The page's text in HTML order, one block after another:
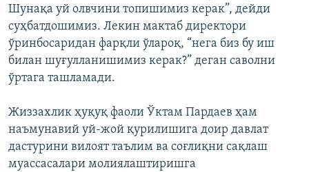
Шунақа уй олвчини топишимиз керак”, дейди
суҳбатдошимиз. Лекин мактаб директори
ўринбосаридан фарқли ўлароқ, “нега биз бу иш
билан шуғулланишимиз керак?” деган саволни
ўртага ташламади.
Жиззахлик ҳуқуқ фаоли Ўктам Пардаев ҳам
наъмунавий уй-жой қурилишига доир давлат
дастурини вилоят таълим ва соғлиқни сақлаш
муассасалари молиялаштиришга